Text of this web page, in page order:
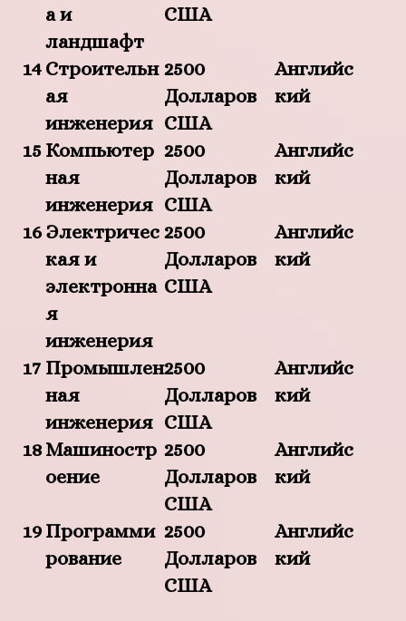
а и
ландшафт
США
14 Строительн
ая
инженерия
2500
Долларов
США
Английс
кий
15 Компьютер
ная
инженерия
2500
Долларов
США
Английс
кий
16 Электричес
кая и
электронна
я
инженерия
2500
Долларов
США
Английс
кий
17 Промышлен
ная
инженерия
2500
Долларов
США
Английс
кий
18 Машиностр
оение
2500
Долларов
США
Английс
кий
19 Программи
рование
2500
Долларов
США
Английс
кий